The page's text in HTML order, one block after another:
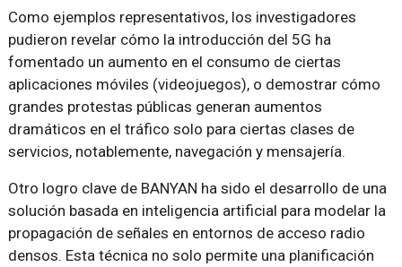
Como ejemplos representativos, los investigadores
pudieron revelar cómo la introducción del 5G ha
fomentado un aumento en el consumo de ciertas
aplicaciones móviles (videojuegos), o demostrar cómo
grandes protestas públicas generan aumentos
dramáticos en el tráfico solo para ciertas clases de
servicios, notablemente, navegación y mensajería.
Otro logro clave de BANYAN ha sido el desarrollo de una
solución basada en inteligencia artificial para modelar la
propagación de señales en entornos de acceso radio
densos. Esta técnica no solo permite una planificación